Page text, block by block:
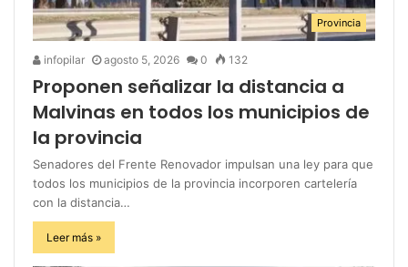
Provincia
infopilar agosto 5, 2026 0 132
Proponen señalizar la distancia a
Malvinas en todos los municipios de
la provincia
Senadores del Frente Renovador impulsan una ley para que
todos los municipios de la provincia incorporen cartelería
con la distancia…
Leer más »